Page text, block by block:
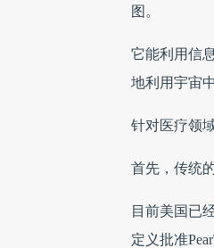
图。
它能利用信
地利用宇宙
针对医疗领
首先，传统
目前美国已
定义批准